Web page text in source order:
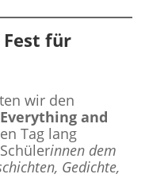
Fest für
wir den
and
Tag lang
innen dem
Gedichte,